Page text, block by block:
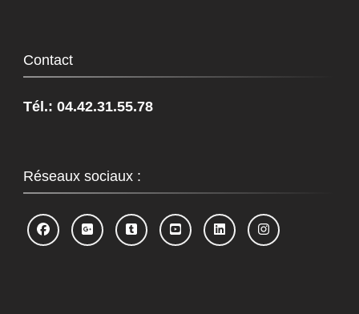
Contact
Tél.: 04.42.31.55.78
Réseaux sociaux :